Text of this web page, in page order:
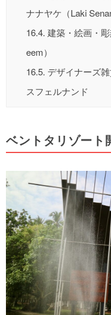
ナナヤケ（Laki
16.4. 建築・絵画・
eem）
16.5. デザイナーズ
スフェルナンド
ベントタリゾート